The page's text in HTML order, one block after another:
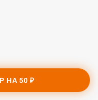
НА50 ₽